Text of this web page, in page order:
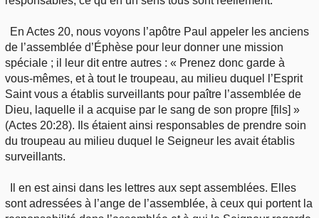
En Actes 20, nous voyons l’apôtre Paul appeler les anciens
de l’assemblée d’Éphèse pour leur donner une mission
spéciale ; il leur dit entre autres : « Prenez donc garde à
vous-mêmes, et à tout le troupeau, au milieu duquel l’Esprit
Saint vous a établis surveillants pour paître l’assemblée de
Dieu, laquelle il a acquise par le sang de son propre [fils] »
(Actes 20:28). Ils étaient ainsi responsables de prendre soin
du troupeau au milieu duquel le Seigneur les avait établis
surveillants.
Il en est ainsi dans les lettres aux sept assemblées. Elles
sont adressées à l’ange de l’assemblée, à ceux qui portent la